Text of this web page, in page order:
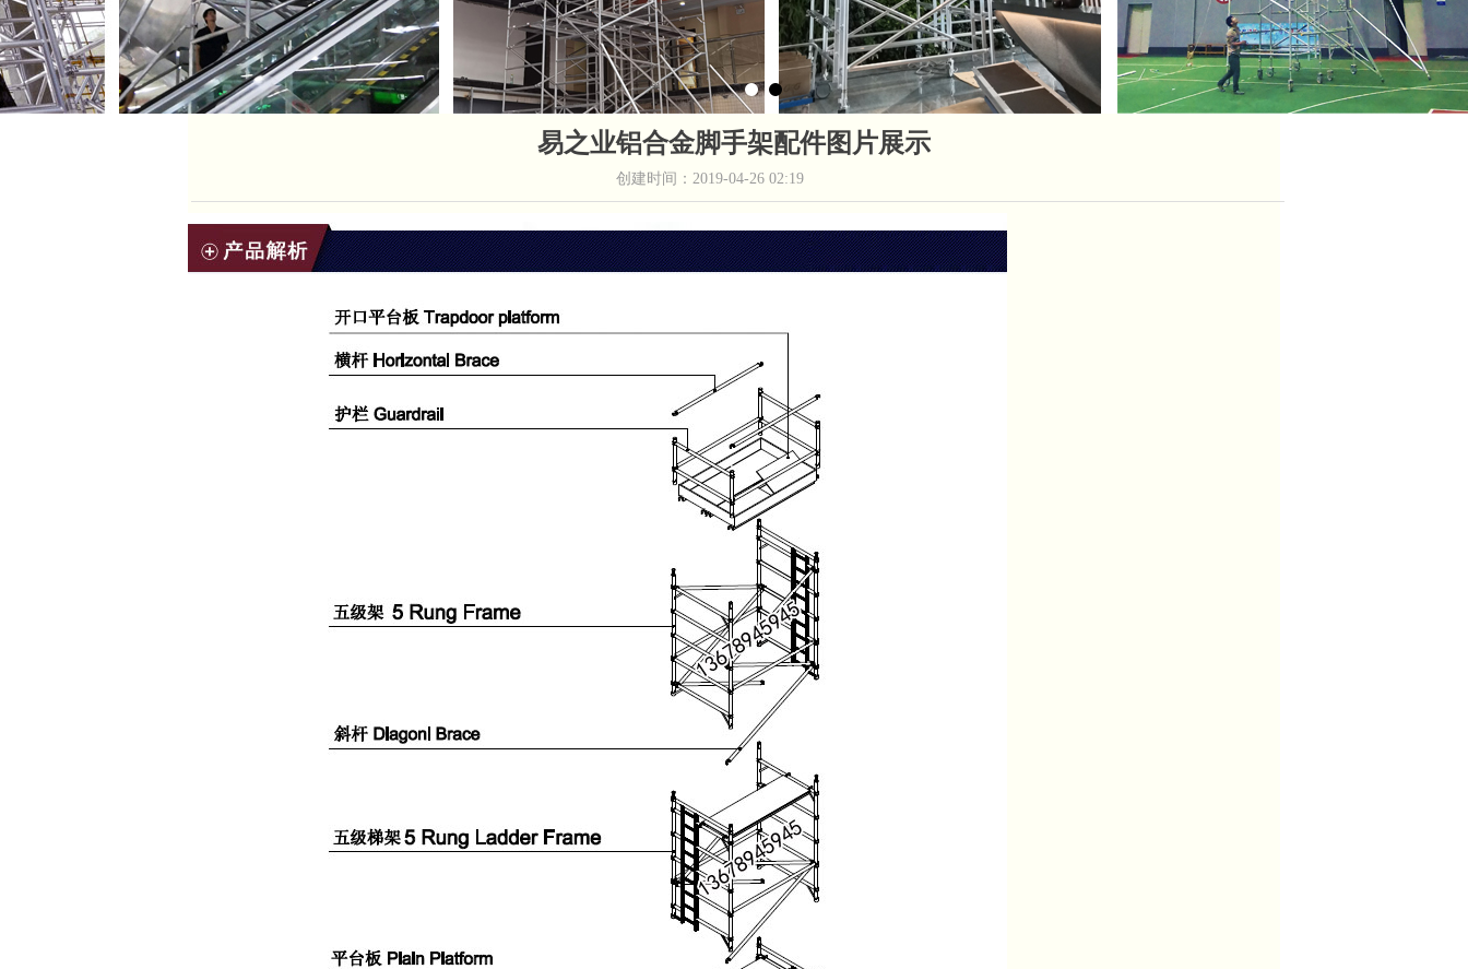
易之业铝合金脚手架配件图片展示
创建时间： 2019-04-26 02:19